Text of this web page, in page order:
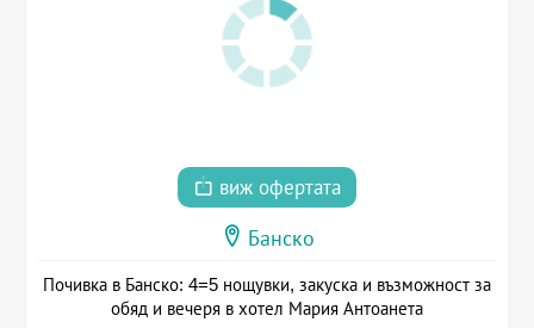
виж офертата
Банско
Почивка в Банско: 4=5 нощувки, закуска и възможност за
обяд и вечеря в хотел Мария Антоанета